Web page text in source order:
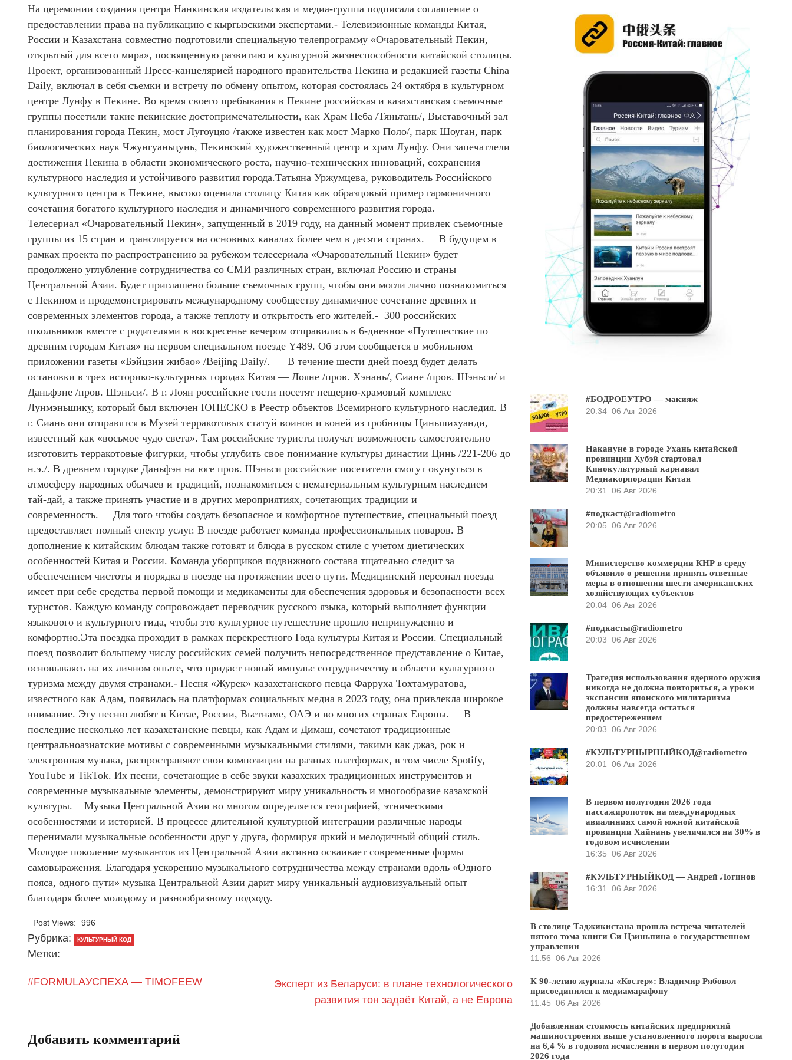
На церемонии создания центра Нанкинская издательская и медиа-группа подписала соглашение о
предоставлении права на публикацию с кыргызскими экспертами.- Телевизионные команды Китая,
России и Казахстана совместно подготовили специальную телепрограмму «Очаровательный Пекин,
открытый для всего мира», посвященную развитию и культурной жизнеспособности китайской столицы.
Проект, организованный Пресс-канцелярией народного правительства Пекина и редакцией газеты China
Daily, включал в себя съемки и встречу по обмену опытом, которая состоялась 24 октября в культурном
центре Лунфу в Пекине. Во время своего пребывания в Пекине российская и казахстанская съемочные
группы посетили такие пекинские достопримечательности, как Храм Неба /Тяньтань/, Выставочный зал
планирования города Пекин, мост Лугоуцяо /также известен как мост Марко Поло/, парк Шоуган, парк
биологических наук Чжунгуаньцунь, Пекинский художественный центр и храм Лунфу. Они запечатлели
достижения Пекина в области экономического роста, научно-технических инноваций, сохранения
культурного наследия и устойчивого развития города.Татьяна Уржумцева, руководитель Российского
культурного центра в Пекине, высоко оценила столицу Китая как образцовый пример гармоничного
сочетания богатого культурного наследия и динамичного современного развития города.
Телесериал «Очаровательный Пекин», запущенный в 2019 году, на данный момент привлек съемочные
группы из 15 стран и транслируется на основных каналах более чем в десяти странах. В будущем в
рамках проекта по распространению за рубежом телесериала «Очаровательный Пекин» будет
продолжено углубление сотрудничества со СМИ различных стран, включая Россию и страны
Центральной Азии. Будет приглашено больше съемочных групп, чтобы они могли лично познакомиться
с Пекином и продемонстрировать международному сообществу динамичное сочетание древних и
современных элементов города, а также теплоту и открытость его жителей.- 300 российских
школьников вместе с родителями в воскресенье вечером отправились в 6-дневное «Путешествие по
древним городам Китая» на первом специальном поезде Y489. Об этом сообщается в мобильном
приложении газеты «Бэйцзин жибао» /Beijing Daily/. В течение шести дней поезд будет делать
остановки в трех историко-культурных городах Китая — Лояне /пров. Хэнань/, Сиане /пров. Шэньси/ и
Даньфэне /пров. Шэньси/. В г. Лоян российские гости посетят пещерно-храмовый комплекс
Лунмэньшику, который был включен ЮНЕСКО в Реестр объектов Всемирного культурного наследия. В
г. Сиань они отправятся в Музей терракотовых статуй воинов и коней из гробницы Циньшихуанди,
известный как «восьмое чудо света». Там российские туристы получат возможность самостоятельно
изготовить терракотовые фигурки, чтобы углубить свое понимание культуры династии Цинь /221-206 до
н.э./. В древнем городке Даньфэн на юге пров. Шэньси российские посетители смогут окунуться в
атмосферу народных обычаев и традиций, познакомиться с нематериальным культурным наследием —
тай-дай, а также принять участие и в других мероприятиях, сочетающих традиции и
современность. Для того чтобы создать безопасное и комфортное путешествие, специальный поезд
предоставляет полный спектр услуг. В поезде работает команда профессиональных поваров. В
дополнение к китайским блюдам также готовят и блюда в русском стиле с учетом диетических
особенностей Китая и России. Команда уборщиков подвижного состава тщательно следит за
обеспечением чистоты и порядка в поезде на протяжении всего пути. Медицинский персонал поезда
имеет при себе средства первой помощи и медикаменты для обеспечения здоровья и безопасности всех
туристов. Каждую команду сопровождает переводчик русского языка, который выполняет функции
языкового и культурного гида, чтобы это культурное путешествие прошло непринужденно и
комфортно.Эта поездка проходит в рамках перекрестного Года культуры Китая и России. Специальный
поезд позволит большему числу российских семей получить непосредственное представление о Китае,
основываясь на их личном опыте, что придаст новый импульс сотрудничеству в области культурного
туризма между двумя странами.- Песня «Журек» казахстанского певца Фарруха Тохтамуратова,
известного как Адам, появилась на платформах социальных медиа в 2023 году, она привлекла широкое
внимание. Эту песню любят в Китае, России, Вьетнаме, ОАЭ и во многих странах Европы. В
последние несколько лет казахстанские певцы, как Адам и Димаш, сочетают традиционные
центральноазиатские мотивы с современными музыкальными стилями, такими как джаз, рок и
электронная музыка, распространяют свои композиции на разных платформах, в том числе Spotify,
YouTube и TikTok. Их песни, сочетающие в себе звуки казахских традиционных инструментов и
современные музыкальные элементы, демонстрируют миру уникальность и многообразие казахской
культуры. Музыка Центральной Азии во многом определяется географией, этническими
особенностями и историей. В процессе длительной культурной интеграции различные народы
перенимали музыкальные особенности друг у друга, формируя яркий и мелодичный общий стиль.
Молодое поколение музыкантов из Центральной Азии активно осваивает современные формы
самовыражения. Благодаря ускорению музыкального сотрудничества между странами вдоль «Одного
пояса, одного пути» музыка Центральной Азии дарит миру уникальный аудиовизуальный опыт
благодаря более молодому и разнообразному подходу.
Post Views: 996
Рубрика: КУЛЬТУРНЫЙ КОД
Метки:
#FORMULAУСПЕХА — TIMOFEEW
Эксперт из Беларуси: в плане технологического
развития тон задаёт Китай, а не Европа
Добавить комментарий
#БОДРОЕУТРО — макияж
20:34 06 Авг 2026
Накануне в городе Ухань китайской
провинции Хубэй стартовал
Кинокультурный карнавал
Медиакорпорации Китая
20:31
06 Авг 2026
#подкаст@radiometro
20:05 06 Авг 2026
Министерство коммерции КНР в среду
объявило о решении принять ответные
меры в отношении шести американских
хозяйствующих субъектов
20:04 06 Авг 2026
#подкасты@radiometro
20:03 06 Авг 2026
Трагедия использования ядерного оружия
никогда не должна повториться, а уроки
экспансии японского милитаризма
должны навсегда остаться
предостережением
20:03 06 Авг 2026
#КУЛЬТУРНЫРНЫЙКОД@radiometro
20:01
06 Авг 2026
В первом полугодии 2026 года
пассажиропоток на международных
авиалиниях самой южной китайской
провинции Хайнань увеличился на 30% в
годовом исчислении
16:35 06 Авг 2026
#КУЛЬТУРНЫЙКОД — Андрей Логинов
16:31
06 Авг 2026
В столице Таджикистана прошла встреча читателей
пятого тома книги Си Цзиньпина о государственном
управлении
11:56 06 Авг 2026
К 90-летию журнала «Костер»: Владимир Рябовол
присоединился к медиамарафону
11:45 06 Авг 2026
Добавленная стоимость китайских предприятий
машиностроения выше установленного порога выросла
на 6,4 % в годовом исчислении в первом полугодии
2026 года